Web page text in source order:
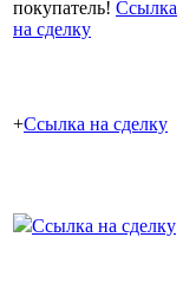
покупатель! Ссылка
на сделку
+Ссылка на сделку
Ссылка на сделку